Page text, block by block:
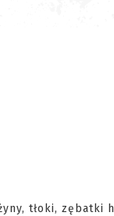
tłoki, zębatki